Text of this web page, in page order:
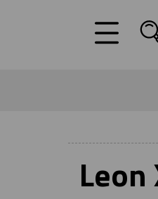
Leon